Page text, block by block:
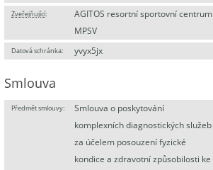
Zveřejňující:
AGITOS resortní sportovní centrum
MPSV
Datová schránka: yvyx5jx
Smlouva
Předmět smlouvy:
Smlouva o poskytování
komplexních diagnostických služeb
za účelem posouzení fyzické
kondice a zdravotní způsobilosti ke